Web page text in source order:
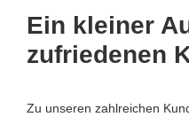
Ein kleiner
zufriedenen
Zu unseren zahlreichen